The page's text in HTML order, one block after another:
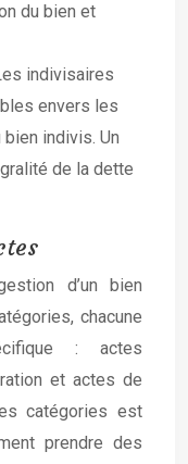
du bien et
indivisaires
envers les
indivis. Un
de la dette
d’un bien
chacune
: actes
et actes de
catégories est
prendre des